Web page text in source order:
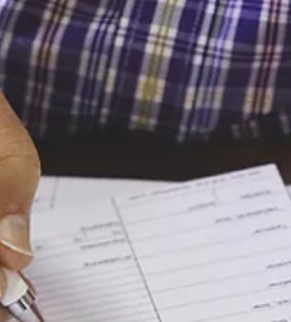
Разработан единый свод правил
садоводов и дачников!